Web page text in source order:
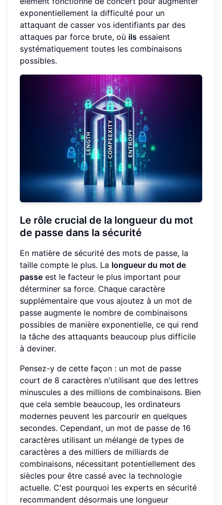
exponentiellement la difficulté pour un
attaquant de casser vos identifiants par des
attaques par force brute, où ils essaient
systématiquement toutes les combinaisons
possibles.
Le rôle crucial de la longueur du mot
de passe dans la sécurité
En matière de sécurité des mots de passe, la
taille compte le plus. La longueur du mot de
passe est le facteur le plus important pour
déterminer sa force. Chaque caractère
supplémentaire que vous ajoutez à un mot de
passe augmente le nombre de combinaisons
possibles de manière exponentielle, ce qui rend
la tâche des attaquants beaucoup plus difficile
à deviner.
Pensez-y de cette façon : un mot de passe
court de 8 caractères n'utilisant que des lettres
minuscules a des millions de combinaisons. Bien
que cela semble beaucoup, les ordinateurs
modernes peuvent les parcourir en quelques
secondes. Cependant, un mot de passe de 16
caractères utilisant un mélange de types de
caractères a des milliers de milliards de
combinaisons, nécessitant potentiellement des
siècles pour être cassé avec la technologie
actuelle. C'est pourquoi les experts en sécurité
recommandent désormais une longueur